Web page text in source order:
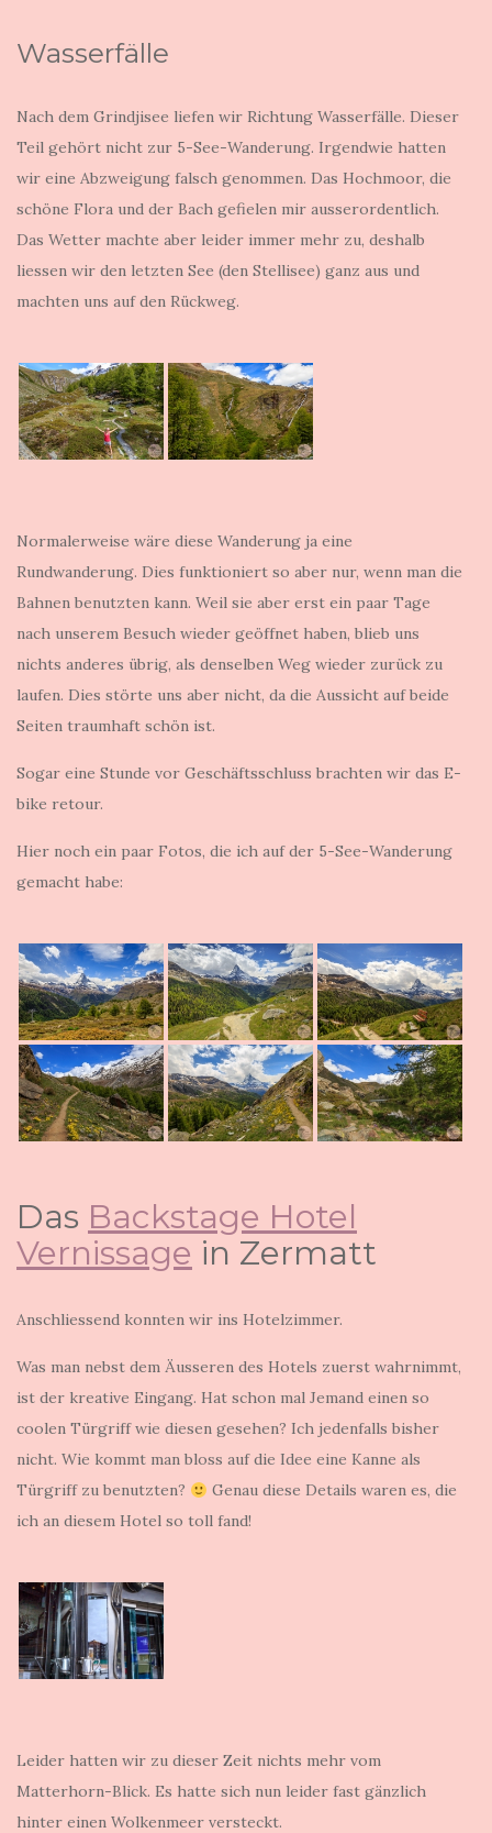
Wasserfälle
Nach dem Grindjisee liefen wir Richtung Wasserfälle. Dieser
Teil gehört nicht zur 5-See-Wanderung. Irgendwie hatten
wir eine Abzweigung falsch genommen. Das Hochmoor, die
schöne Flora und der Bach gefielen mir ausserordentlich.
Das Wetter machte aber leider immer mehr zu, deshalb
liessen wir den letzten See (den Stellisee) ganz aus und
machten uns auf den Rückweg.
Normalerweise wäre diese Wanderung ja eine
Rundwanderung. Dies funktioniert so aber nur, wenn man die
Bahnen benutzten kann. Weil sie aber erst ein paar Tage
nach unserem Besuch wieder geöffnet haben, blieb uns
nichts anderes übrig, als denselben Weg wieder zurück zu
laufen. Dies störte uns aber nicht, da die Aussicht auf beide
Seiten traumhaft schön ist.
Sogar eine Stunde vor Geschäftsschluss brachten wir das E-
bike retour.
Hier noch ein paar Fotos, die ich auf der 5-See-Wanderung
gemacht habe:
Das Backstage Hotel
Vernissage in Zermatt
Anschliessend konnten wir ins Hotelzimmer.
Was man nebst dem Äusseren des Hotels zuerst wahrnimmt,
ist der kreative Eingang. Hat schon mal Jemand einen so
coolen Türgriff wie diesen gesehen? Ich jedenfalls bisher
nicht. Wie kommt man bloss auf die Idee eine Kanne als
Türgriff zu benutzten?
Genau diese Details waren es, die
ich an diesem Hotel so toll fand!
Leider hatten wir zu dieser Zeit nichts mehr vom
Matterhorn-Blick. Es hatte sich nun leider fast gänzlich
hinter einen Wolkenmeer versteckt.